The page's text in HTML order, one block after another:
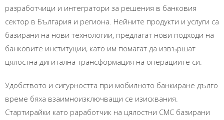
разработчици и интегратори за решения в банковия
сектор в България и региона. Нейните продукти и услуги са
базирани на нови технологии, предлагат нови подходи на
банковите институции, като им помагат да извършат
цялостна дигитална трансформация на операциите си.
Удобството и сигурността при мобилното банкиране дълго
време бяха взаимноизключващи се изисквания.
Стартирайки като раработчик на цялостни СМС базирани